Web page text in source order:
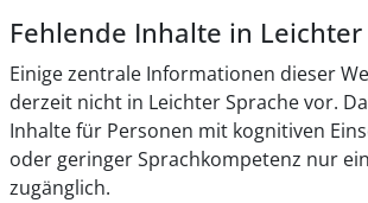
Fehlende Inhalte in Leichter
Einige zentrale Informationen dieser
derzeit nicht in Leichter Sprache vor.
Inhalte für Personen mit kognitiven
oder geringer Sprachkompetenz nur
zugänglich.